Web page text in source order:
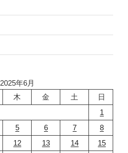
2025年6月
木 金 土
日
1
5 6 7
8
12 13 14
15